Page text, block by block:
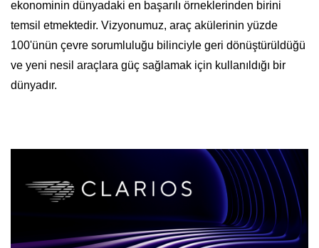
ekonominin dünyadaki en başarılı örneklerinden birini
temsil etmektedir. Vizyonumuz, araç akülerinin yüzde
100'ünün çevre sorumluluğu bilinciyle geri dönüştürüldüğü
ve yeni nesil araçlara güç sağlamak için kullanıldığı bir
dünyadır.